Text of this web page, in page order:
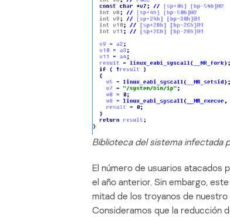
Biblioteca del sistema infectada
El número de usuarios atacados
el año anterior. Sin embargo,
mitad de los troyanos de
Consideramos que la reducción